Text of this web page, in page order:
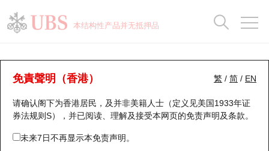
本结构性产品并无抵押品
繁 / 简 / EN
免責聲明（香港）
请确认阁下为香港居民，及并非美籍人士（定义见美国1933年证
券法规则S），并已阅读、理解及接受本网页的免责声明及条款。
未来7日不再显示本免责声明。
认股证分析仪
表现 街货统计 比较
13417 瑞银认购 9961 携程集团Ｓ
瑞银认股证一览
新发行瑞银认股证
即将到期认股证
街货统计
比较
牛熊全景快搜
牛熊证搜寻
牛熊证街货分布图
街货统计
比较
十大升幅/跌幅
十大认股证成交分布
十天股证占大市成交
正股分析仪
二十大活跃股份
恒指成份股
持股比重
显示所有持股比重
每月轮证大市专题
轮证专栏
讲座及教育短片